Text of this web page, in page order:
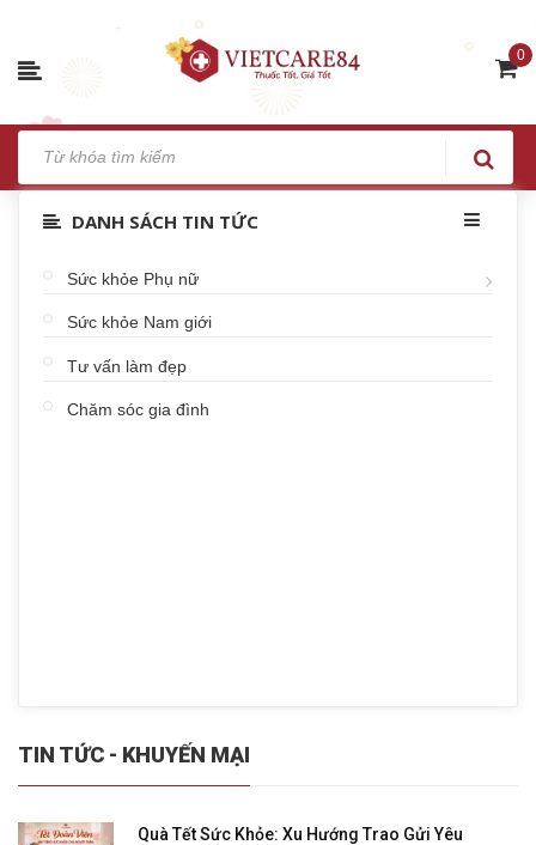
0
DANH SÁCH TIN TỨC
Sức khỏe Phụ nữ
Sức khỏe Nam giới
Tư vấn làm đẹp
Chăm sóc gia đình
TIN TỨC - KHUYẾN MẠI
Quà Tết Sức Khỏe: Xu Hướng Trao Gửi Yêu